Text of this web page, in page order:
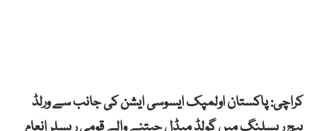
کراچی: پاکستان اولمپک ایسوسی ایشن کی جانب سے ورلڈ